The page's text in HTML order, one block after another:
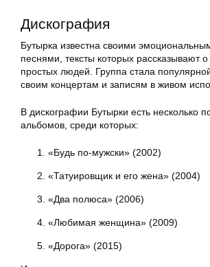
Дискография
Бутырка известна своими
песнями, тексты которых рассказывают
простых людей. Группа стала
своим концертам и записям в живом
В дискографии Бутырки есть несколько
альбомов, среди которых:
«Будь по-мужски» (2002)
«Татуировщик и его жена» (2004)
«Два полюса» (2006)
«Любимая женщина» (2009)
«Дорога» (2015)